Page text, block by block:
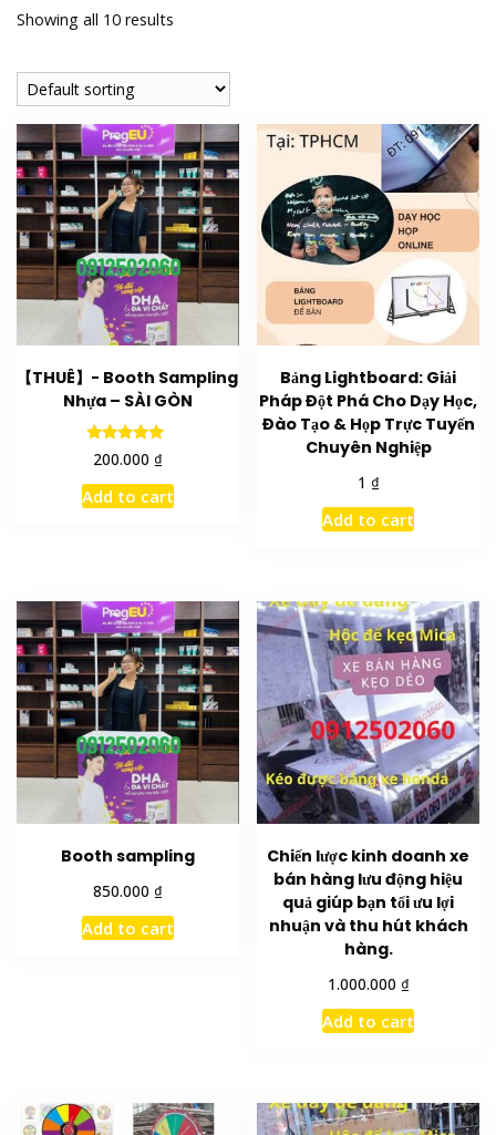
Showing all 10 results
【THUÊ】- Booth Sampling
Nhựa – SÀI GÒN
Rated
5.00
out of 5
200.000 ₫
Add to cart
Bảng Lightboard: Giải
Pháp Đột Phá Cho Dạy Học,
Đào Tạo & Họp Trực Tuyến
Chuyên Nghiệp
1 ₫
Add to cart
Booth sampling
850.000 ₫
Add to cart
Chiến lược kinh doanh xe
bán hàng lưu động hiệu
quả giúp bạn tối ưu lợi
nhuận và thu hút khách
hàng.
1.000.000 ₫
Add to cart